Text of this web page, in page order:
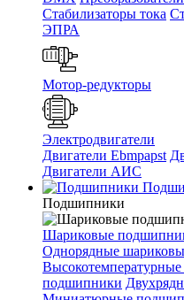
Стабилизаторы тока
ЭПРА
Мотор-редукторы
Электродвигатели
Двигатели Ebmpapst
Двигатели АИС
Подшипники
Шариковые
Однорядные
подшипники